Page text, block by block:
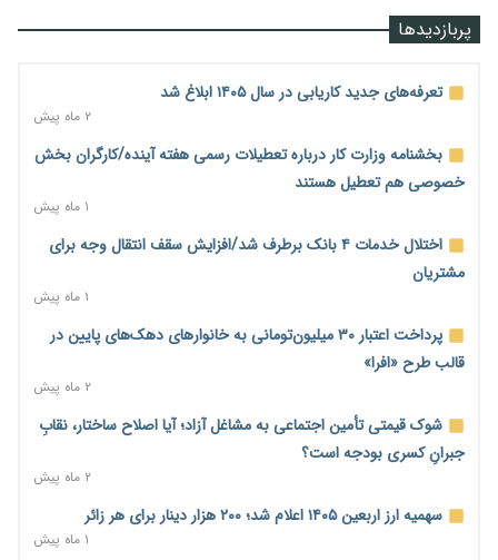
رشد ۷۵ هزار میلیاردی بازار خرید اعتباری؛ فین‌تک‌ها وارد میدان
آغاز اجرای پایلوت «ردا کارت» برای دانشجویان تحصیلات تکمیلی
۱ روز پیش
محدودیت تازه برای شبکه بانکی؛ افزایش سپرده قانونی با هدف
کنترل تورم
۱ روز پیش
ترمز تولید خودرو کشیده شد؛ افت ۲۵ درصدی تیراژ ایران‌خودرو،
سایپا و پارس‌خودرو
۱ روز پیش
بنگاه‌داری بانک‌ها؛ مانع بزرگ خانه‌دار شدن مستأجران
نماینده مجلس: توسعه مرزهای زمینی به راهبرد تأمین کالاهای
اساسی تبدیل شود
۱ روز پیش
پربازدیدها
تعرفه‌های جدید کاریابی در سال ۱۴۰۵ ابلاغ شد
۲ ماه پیش
بخشنامه وزارت کار درباره تعطیلات رسمی هفته آینده/کارگران بخش
خصوصی هم تعطیل هستند
۱ ماه پیش
اختلال خدمات ۴ بانک برطرف شد/افزایش سقف انتقال وجه برای
مشتریان
۱ ماه پیش
پرداخت اعتبار ۳۰ میلیون‌تومانی به خانوارهای دهک‌های پایین در
قالب طرح «افرا»
۲ ماه پیش
شوک قیمتی تأمین اجتماعی به مشاغل آزاد؛ آیا اصلاح ساختار، نقابِ
جبرانِ کسری بودجه است؟
۲ ماه پیش
سهمیه ارز اربعین ۱۴۰۵ اعلام شد؛ ۲۰۰ هزار دینار برای هر زائر
۱ ماه پیش